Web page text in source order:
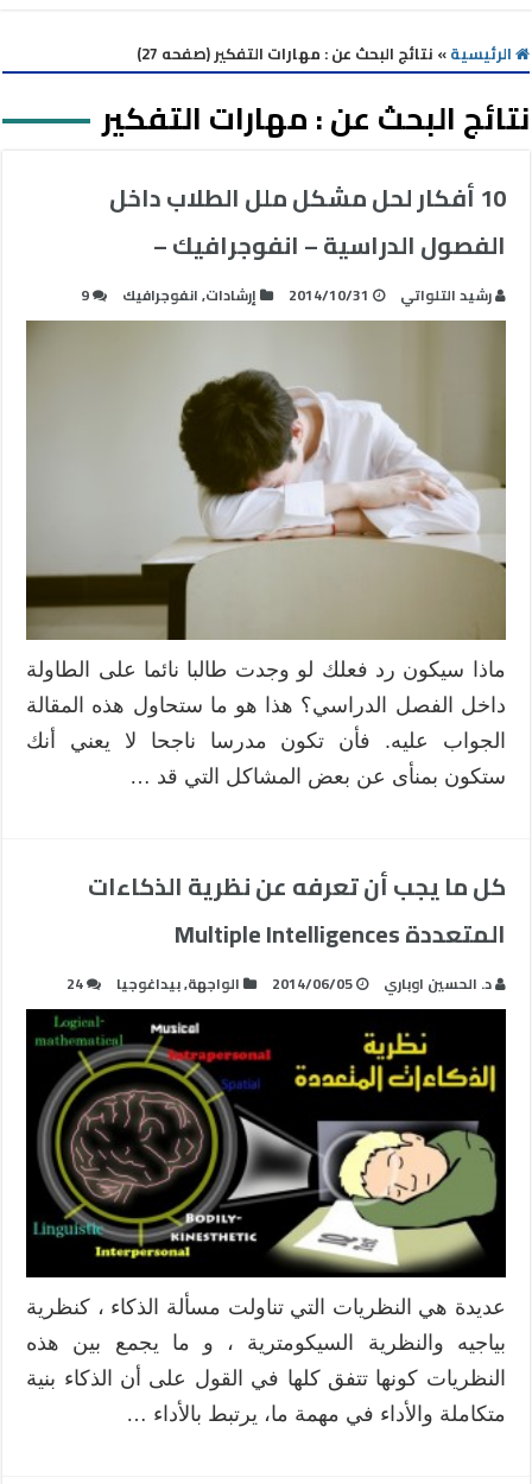
الرئيسية» نتائج البحث عن : مهارات التفكير (صفحه 27)
نتائج البحث عن :مهارات التفكير
10 أفكار لحل مشكل ملل الطلاب داخل
الفصول الدراسية – انفوجرافيك –
رشيد التلواتي 2014/10/31 إرشادات,انفوجرافيك 9
ماذا سيكون رد فعلك لو وجدت طالبا نائما على الطاولة
داخل الفصل الدراسي؟ هذا هو ما ستحاول هذه المقالة
الجواب عليه. فأن تكون مدرسا ناجحا لا يعني أنك
ستكون بمنأى عن بعض المشاكل التي قد …
كل ما يجب أن تعرفه عن نظرية الذكاءات
المتعددة Multiple Intelligences
د. الحسين اوباري 2014/06/05 الواجهة,بيداغوجيا 24
عديدة هي النظريات التي تناولت مسألة الذكاء ، كنظرية
بياجيه والنظرية السيكومترية ، و ما يجمع بين هذه
النظريات كونها تتفق كلها في القول على أن الذكاء بنية
متكاملة والأداء في مهمة ما، يرتبط بالأداء …